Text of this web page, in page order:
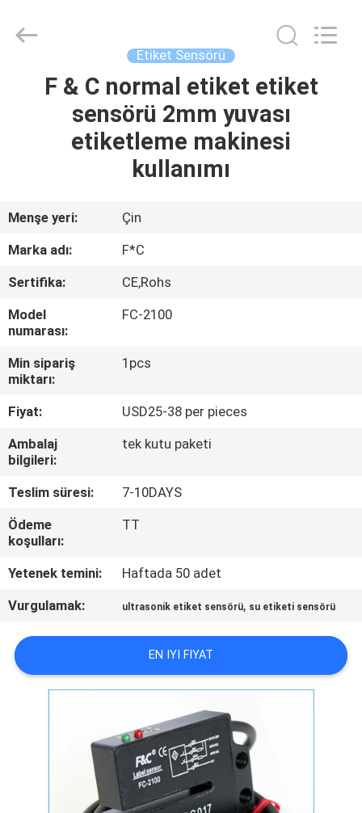
ÜRÜN:%
HAKKIMIZDA
TURU
KONTROL
BIZE
ULAŞIN
BIR
TEKLIF
HABERLER
Copyright
automationsensors.com.
Etiket Sensörü
F & C normal etiket etiket
sensörü 2mm yuvası
etiketleme makinesi
kullanımı
Menşe yeri:
Çin
Marka adı:
F*C
Sertifika:
CE,Rohs
Model
numarası:
FC-2100
Min sipariş
miktarı:
1pcs
Fiyat:
USD25-38 per pieces
Ambalaj
bilgileri:
tek kutu paketi
Teslim süresi:
7-10DAYS
Ödeme
koşulları:
TT
Yetenek temini:
Haftada 50 adet
Vurgulamak:
ultrasonik etiket sensörü, su etiketi sensörü
EN IYI FIYAT